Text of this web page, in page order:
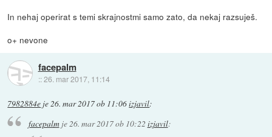
In nehaj operirat s temi skrajnostmi samo zato, da nekaj razsuješ.
o+ nevone
facepalm
::26. mar 2017, 11:14
7982884e je26. mar 2017 ob 11:06izjavil:
facepalmje26. mar 2017 ob 10:22 izjavil: